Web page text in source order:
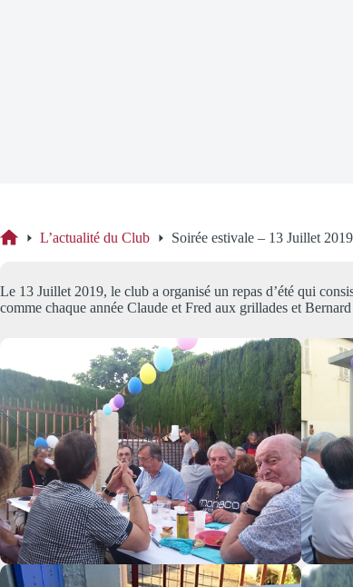
L’actualité du Club Soirée estivale – 13 Juillet 2019
Le 13 Juillet 2019, le club a organisé un repas d’été qui
comme chaque année Claude et Fred aux grillades et